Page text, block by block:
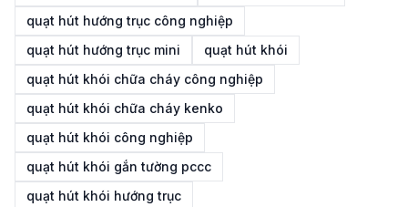
quạt hút hướng trục công nghiệp
quạt hút hướng trục mini
quạt hút khói
quạt hút khói chữa cháy công nghiệp
quạt hút khói chữa cháy kenko
quạt hút khói công nghiệp
quạt hút khói gắn tường pccc
quạt hút khói hướng trục